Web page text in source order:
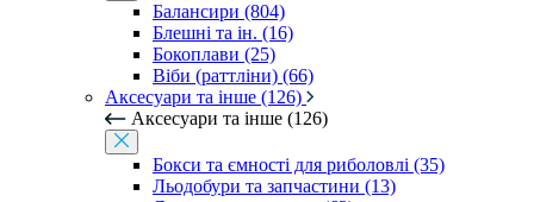
Балансири (804)
Блешні та ін. (16)
Бокоплави (25)
Віби (раттліни) (66)
Аксесуари та інше (126)
Аксесуари та інше (126)
Бокси та ємності для риболовлі (35)
Льодобури та запчастини (13)